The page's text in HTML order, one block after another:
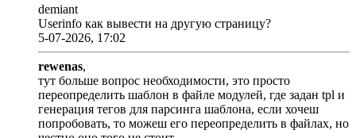
demiant
Userinfo как вывести на другую страницу?
5-07-2026, 17:02
rewenas,
тут больше вопрос необходимости, это просто
переопределить шаблон в файле модулей, где задан tpl и
генерация тегов для парсинга шаблона, если хочеш
попробовать, то можеш его переопределить в файлах, но